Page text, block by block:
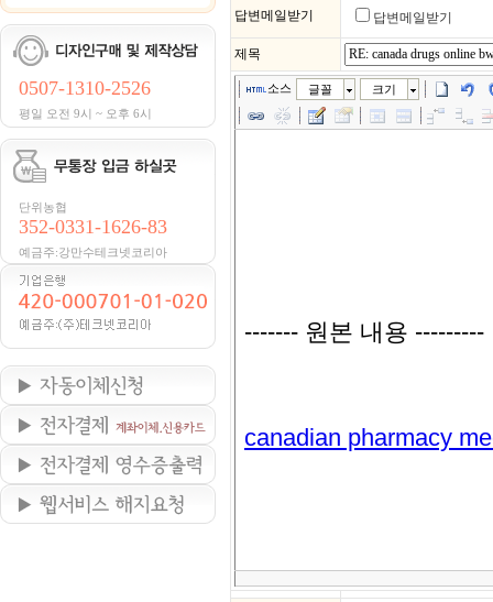
0507-1310-2526
평일 오전 9시 ~ 오후 6시
단위농협
352-0331-1626-83
예금주:강만수테크넷코리아
답변메일받기 답변메일받기
제목
소스 글꼴 크기